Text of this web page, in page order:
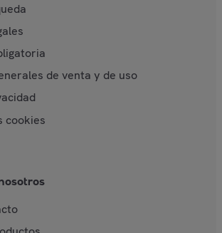
de venta y de uso
cookies